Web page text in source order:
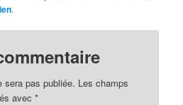
.
sera pas publiée. Les champs
avec*